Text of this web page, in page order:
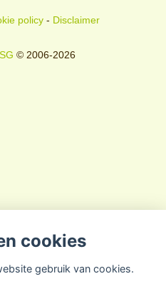
policy- Disclaimer
© 2006-2026
cookies
gebruik van cookies.